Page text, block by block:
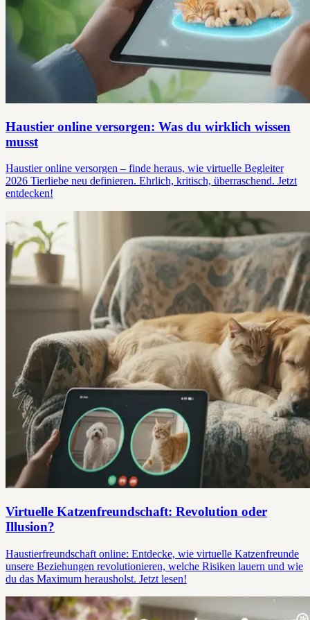
Haustier online versorgen: Was du wirklich wissen
musst
Haustier online versorgen – finde heraus, wie virtuelle Begleiter
2026 Tierliebe neu definieren. Ehrlich, kritisch, überraschend. Jetzt
entdecken!
Virtuelle Katzenfreundschaft: Revolution oder
Illusion?
Haustierfreundschaft online: Entdecke, wie virtuelle Katzenfreunde
unsere Beziehungen revolutionieren, welche Risiken lauern und wie
du das Maximum herausholst. Jetzt lesen!